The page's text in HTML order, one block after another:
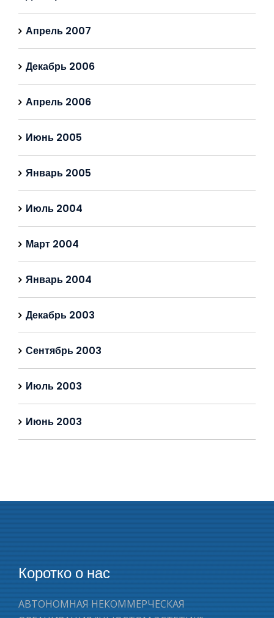
Апрель 2007
Декабрь 2006
Апрель 2006
Июнь 2005
Январь 2005
Июль 2004
Март 2004
Январь 2004
Декабрь 2003
Сентябрь 2003
Июль 2003
Июнь 2003
Коротко о нас
АВТОНОМНАЯ НЕКОММЕРЧЕСКАЯ